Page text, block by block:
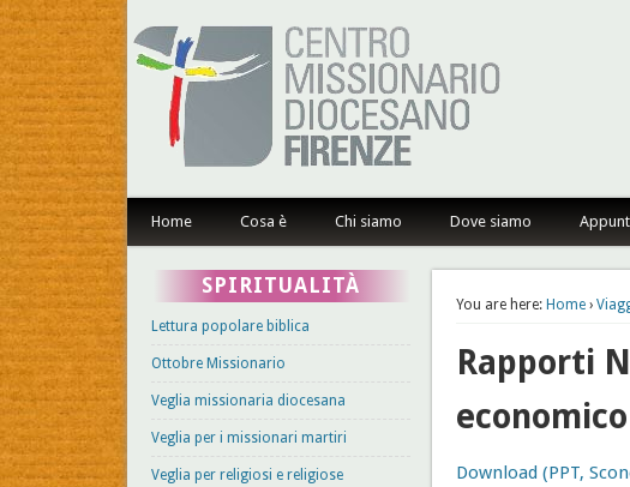
Centro Missionario Diocesano
Home Cosa è Chi siamo Dove siamo
You are here: Home›
Rapporti
Download (PPT,
SPIRITUALITÀ
Lettura popolare biblica
Ottobre Missionario
Veglia missionaria diocesana
Veglia per i missionari martiri
Veglia per religiosi e religiose